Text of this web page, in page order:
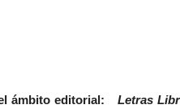
ámbito editorial: Letras